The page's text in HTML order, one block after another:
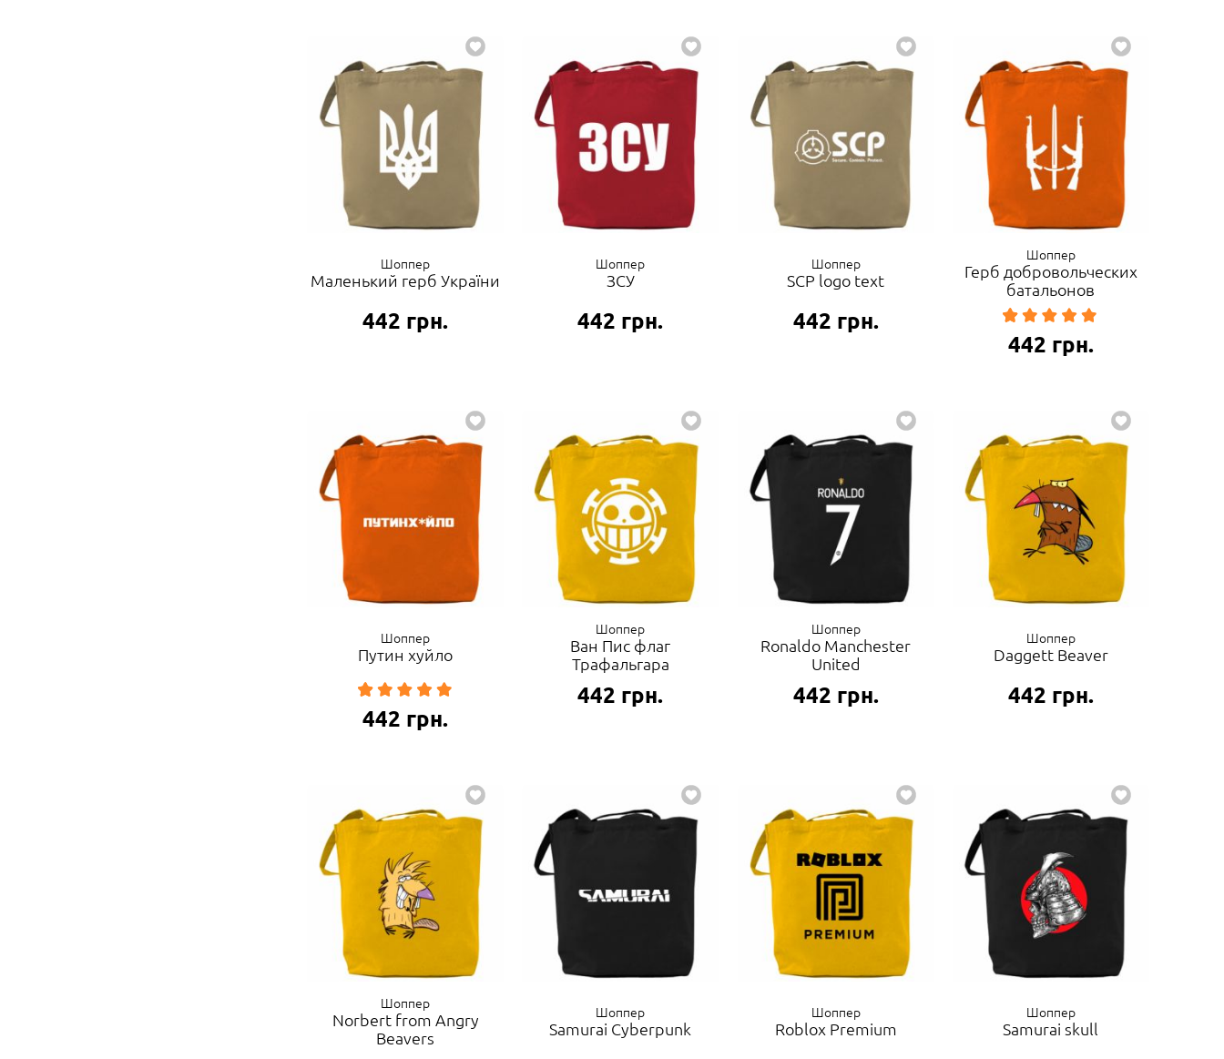
Шоппер
Маленький герб України
442 грн.
Шоппер
ЗСУ
442 грн.
Шоппер
SCP logo text
442 грн.
Шоппер
Герб добровольческих
батальонов
442 грн.
Шоппер
Путин хуйло
442 грн.
Шоппер
Ван Пис флаг
Трафальгара
442 грн.
Шоппер
Ronaldo Manchester
United
442 грн.
Шоппер
Daggett Beaver
442 грн.
Шоппер
Norbert from Angry
Beavers
Шоппер
Samurai Cyberpunk
Шоппер
Roblox Premium
Шоппер
Samurai skull